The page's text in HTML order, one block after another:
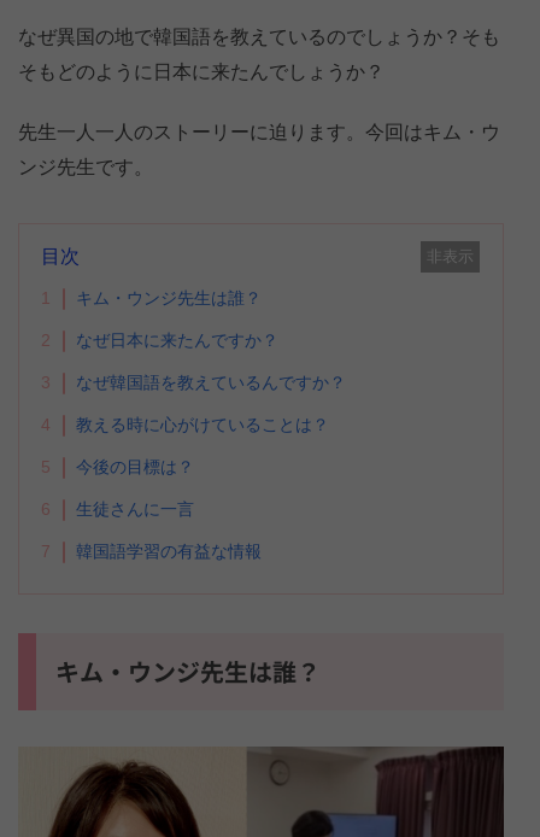
なぜ異国の地で韓国語を教えているのでしょうか？そも
そもどのように日本に来たんでしょうか？
先生一人一人のストーリーに迫ります。今回はキム・ウ
ンジ先生です。
目次 非表示
1 キム・ウンジ先生は誰？
2 なぜ日本に来たんですか？
3 なぜ韓国語を教えているんですか？
4 教える時に心がけていることは？
5 今後の目標は？
6 生徒さんに一言
7 韓国語学習の有益な情報
キム・ウンジ先生は誰？